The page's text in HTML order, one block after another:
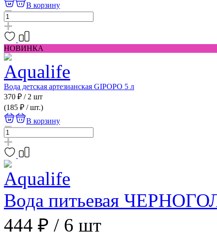
В корзину
НОВИНКА
Вода детская артезианская GIPOPO 5 л
370 ₽ / 2 шт
(185 ₽ / шт.)
В корзину
Вода питьевая
444 ₽ / 6 шт